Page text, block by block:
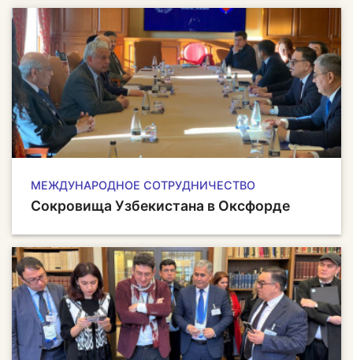
МЕЖДУНАРОДНОЕ СОТРУДНИЧЕСТВО
Сокровища Узбекистана в Оксфорде